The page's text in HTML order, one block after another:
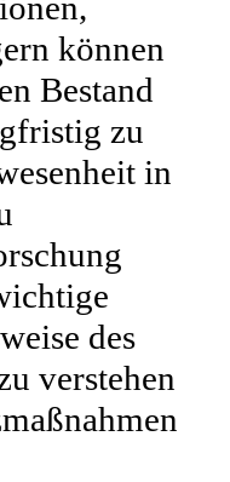
können
Bestand
zu
in
des
verstehen